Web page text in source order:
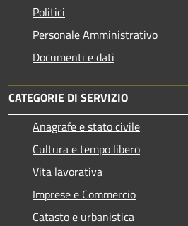
Politici
Personale Amministrativo
Documenti e dati
CATEGORIE DI SERVIZIO
Anagrafe e stato civile
Cultura e tempo libero
Vita lavorativa
Imprese e Commercio
Catasto e urbanistica